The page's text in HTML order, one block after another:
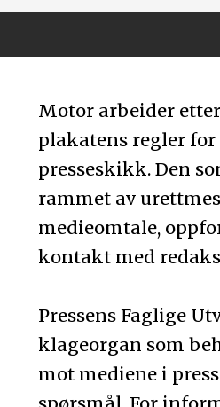
Motor arbeider
plakatens regler for
presseskikk. Den
rammet av
medieomtale,
kontakt med
Pressens Faglige
klageorgan som
mot mediene i